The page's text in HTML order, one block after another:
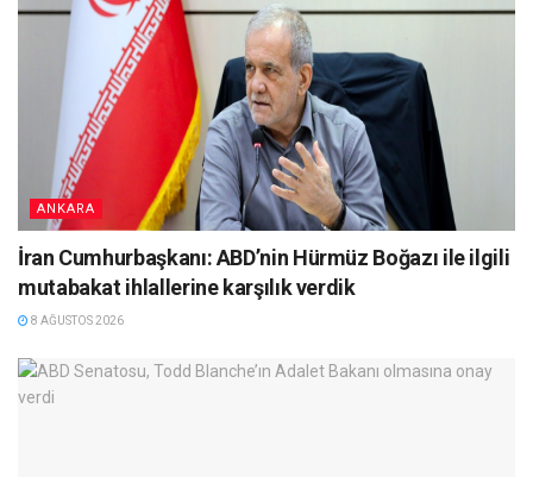
ANKARA
İran Cumhurbaşkanı: ABD’nin Hürmüz Boğazı ile ilgili
mutabakat ihlallerine karşılık verdik
8 AĞUSTOS 2026